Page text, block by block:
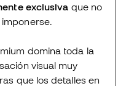
exclusiva que no
domina toda la
visual muy
que los detalles en